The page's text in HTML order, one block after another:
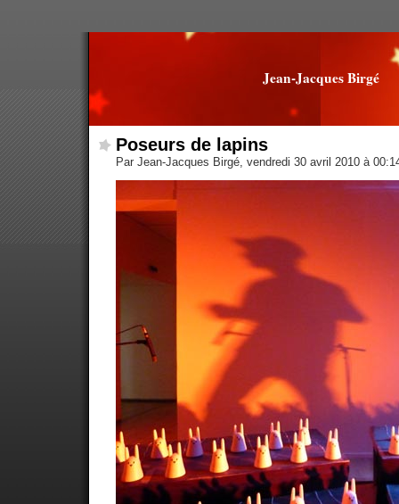
Jean-Jacques Birgé
Poseurs de lapins
Par Jean-Jacques Birgé, vendredi 30 avril 2010 à